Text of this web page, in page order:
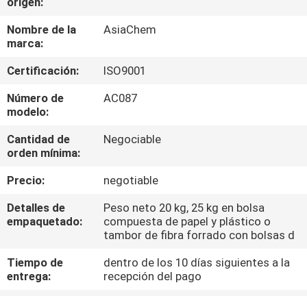
VIAJE
DE
LA
FÁBRICA
CONTROL
DE
ÉNTRENOS
EN
CONTACTO
CON
Nombre de la
marca:
AsiaChem
Certificación:
ISO9001
Número de
modelo:
AC087
Cantidad de
orden mínima:
Negociable
Precio:
negotiable
Detalles de
empaquetado:
Peso neto 20 kg, 25 kg en bolsa
compuesta de papel y plástico o
tambor de fibra forrado con bolsas d
Tiempo de
entrega:
dentro de los 10 días siguientes a la
recepción del pago